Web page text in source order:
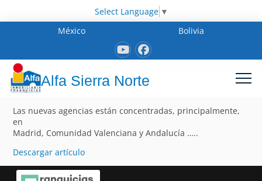
Select Language ▼
México
Bolivia
Alfa Sierra Norte
Las nuevas agencias están concentradas, principalmente,
en
Madrid, Comunidad Valenciana y Andalucía …..
Descargar artículo